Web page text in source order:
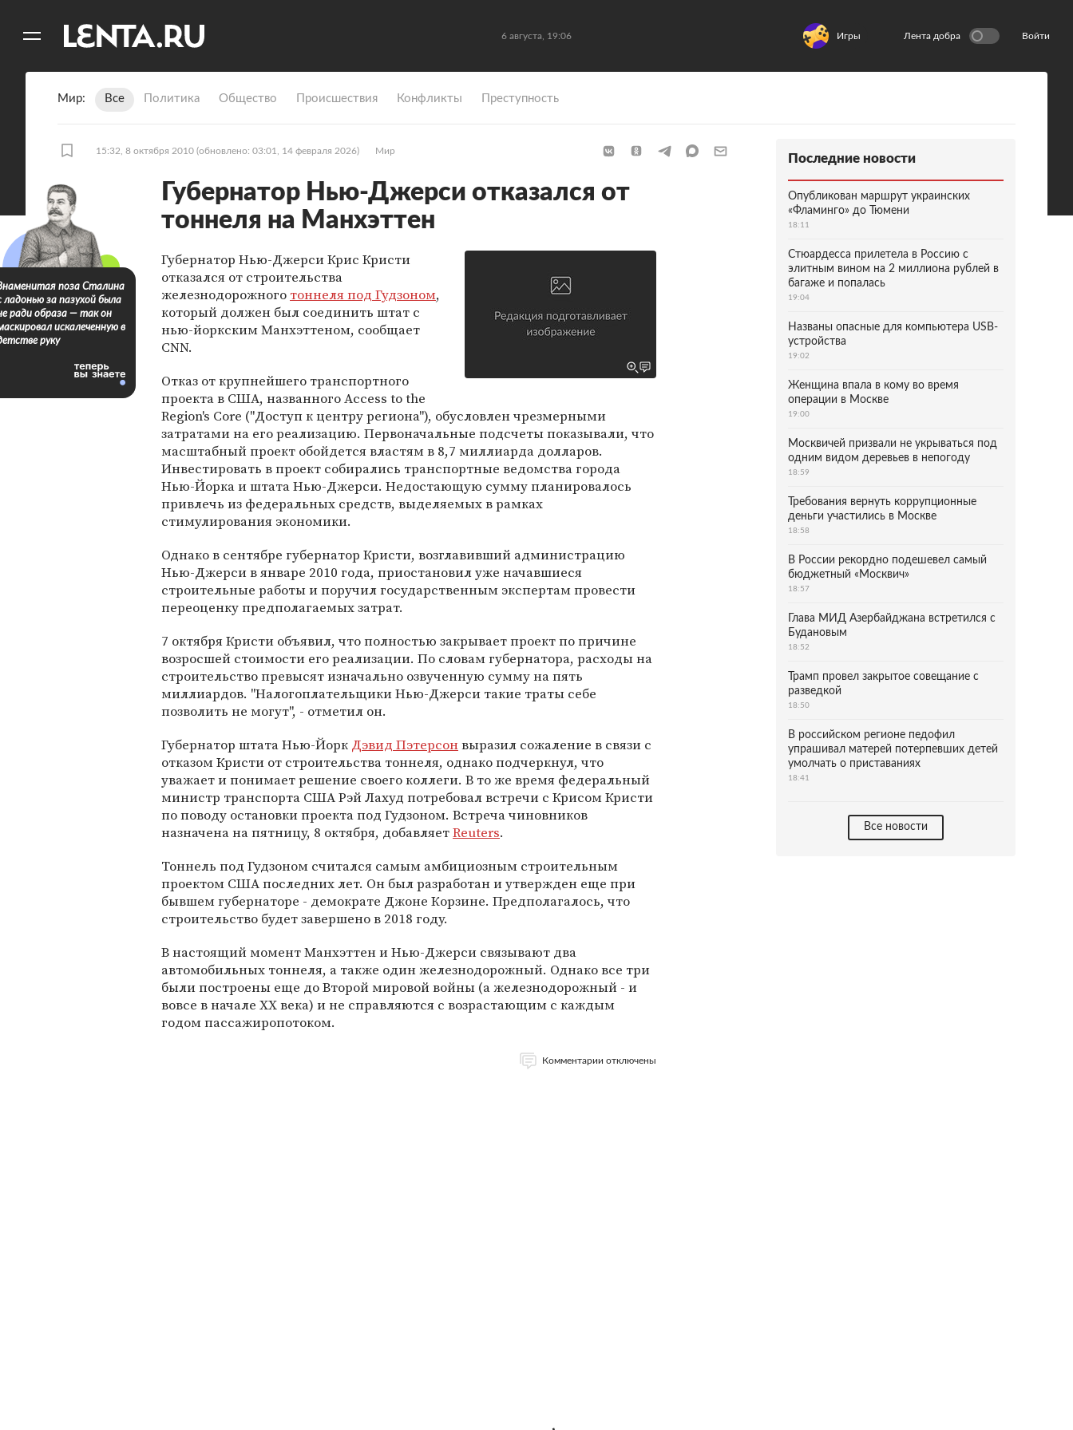
6 августа, 19:06 Игры Лента добра Войти
Мир Все Политика Общество Происшествия Конфликты Преступность
15:32, 8 октября 2010 (обновлено: 03:01, 14 февраля 2026) Мир
Губернатор Нью-Джерси отказался от
тоннеля на Манхэттен
Губернатор Нью-Джерси Крис Кристи
отказался от строительства
железнодорожного тоннеля под Гудзоном,
который должен был соединить штат с
нью-йоркским Манхэттеном, сообщает
CNN.
Отказ от крупнейшего транспортного
проекта в США, названного Access to the
Region's Core ("Доступ к центру региона"), обусловлен чрезмерными
затратами на его реализацию. Первоначальные подсчеты показывали, что
масштабный проект обойдется властям в 8,7 миллиарда долларов.
Инвестировать в проект собирались транспортные ведомства города
Нью-Йорка и штата Нью-Джерси. Недостающую сумму планировалось
привлечь из федеральных средств, выделяемых в рамках
стимулирования экономики.
Однако в сентябре губернатор Кристи, возглавивший администрацию
Нью-Джерси в январе 2010 года, приостановил уже начавшиеся
строительные работы и поручил государственным экспертам провести
переоценку предполагаемых затрат.
7 октября Кристи объявил, что полностью закрывает проект по причине
возросшей стоимости его реализации. По словам губернатора, расходы на
строительство превысят изначально озвученную сумму на пять
миллиардов. "Налогоплательщики Нью-Джерси такие траты себе
позволить не могут", - отметил он.
Губернатор штата Нью-Йорк Дэвид Пэтерсонвыразил сожаление в связи с
отказом Кристи от строительства тоннеля, однако подчеркнул, что
уважает и понимает решение своего коллеги. В то же время федеральный
министр транспорта США Рэй Лахуд потребовал встречи с Крисом Кристи
по поводу остановки проекта под Гудзоном. Встреча чиновников
назначена на пятницу, 8 октября, добавляетReuters.
Тоннель под Гудзоном считался самым амбициозным строительным
проектом США последних лет. Он был разработан и утвержден еще при
бывшем губернаторе - демократе Джоне Корзине. Предполагалось, что
строительство будет завершено в 2018 году.
В настоящий момент Манхэттен и Нью-Джерси связывают два
автомобильных тоннеля, а также один железнодорожный. Однако все три
были построены еще до Второй мировой войны (а железнодорожный - и
вовсе в начале XX века) и не справляются с возрастающим с каждым
годом пассажиропотоком.
Комментарии отключены
поза Сталина
ладонью за пазухой была
ради образа — так он
искалеченную в
руку
Последние новости
Опубликован маршрут украинских
«Фламинго» до Тюмени
18:11
Стюардесса прилетела в Россию с
элитным вином на 2 миллиона рублей в
багаже и попалась
19:04
Названы опасные для компьютера USB-
устройства
19:02
Женщина впала в кому во время
операции в Москве
19:00
Москвичей призвали не укрываться под
одним видом деревьев в непогоду
18:59
Требования вернуть коррупционные
деньги участились в Москве
18:58
В России рекордно подешевел самый
бюджетный «Москвич»
18:57
Глава МИД Азербайджана встретился с
Будановым
18:52
Трамп провел закрытое совещание с
разведкой
18:50
В российском регионе педофил
упрашивал матерей потерпевших детей
умолчать о приставаниях
18:41
Все новости